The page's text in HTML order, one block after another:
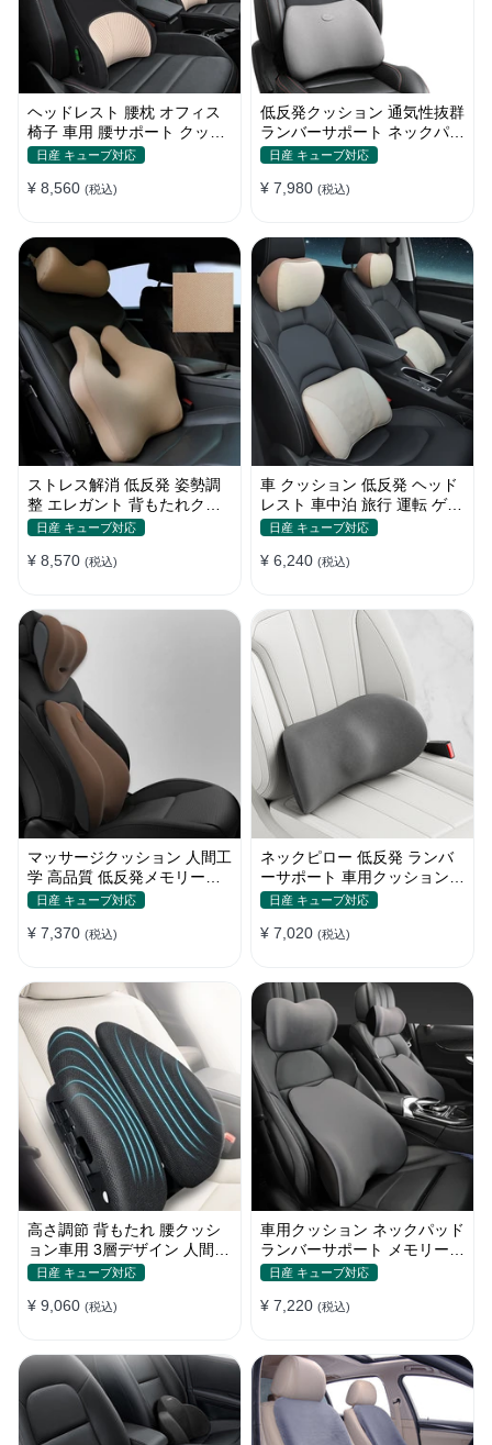
ヘッドレスト 腰枕 オフィス
椅子 車用 腰サポート クッシ
ョン 取付バンド
日産 キューブ対応
¥ 8,560 (税込)
低反発クッション 通気性抜群
ランバーサポート ネックパッ
ド 背もたれ 車用 おしゃれ
日産 キューブ対応
¥ 7,980 (税込)
ストレス解消 低反発 姿勢調
整 エレガント 背もたれクッ
ション メモリ綿 車 高品質 四
日産 キューブ対応
¥ 8,570 (税込)
車 クッション 低反発 ヘッド
レスト 車中泊 旅行 運転 ゲー
ミングチェア 頚椎サポート
日産 キューブ対応
¥ 6,240 (税込)
マッサージクッション 人間工
学 高品質 低反発メモリーフ
ォーム 疲労回復 車用
日産 キューブ対応
¥ 7,370 (税込)
ネックピロー 低反発 ランバ
ーサポート 車用クッション
水洗い可能 メモリーフォー
日産 キューブ対応
¥ 7,020 (税込)
高さ調節 背もたれ 腰クッシ
ョン車用 3層デザイン 人間工
学デザイン 姿勢サポート
日産 キューブ対応
¥ 9,060 (税込)
車用クッション ネックパッド
ランバーサポート メモリーフ
ォーム 姿勢 人間工学 疲労回
日産 キューブ対応
¥ 7,220 (税込)